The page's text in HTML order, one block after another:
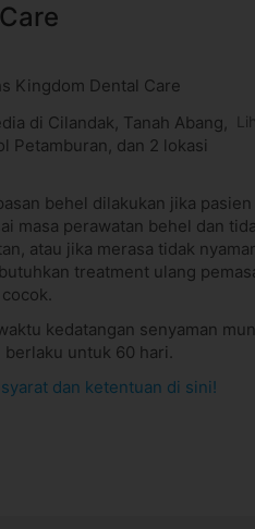
Kingdom Dental Care
di Cilandak, Tanah Abang,
Petamburan, dan 2 lokasi
behel dilakukan jika
masa perawatan behel dan
atau jika merasa tidak
treatment ulang
kedatangan senyaman
berlaku untuk 60 hari.
syarat dan ketentuan di sini!